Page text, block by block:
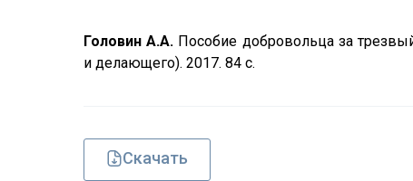
Головин А.А. Пособие добровольца за
и делающего). 2017. 84 с.
Скачать